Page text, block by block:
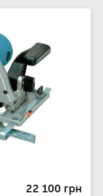
22 100 грн